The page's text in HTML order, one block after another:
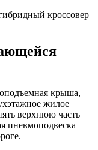
крыша,
жилое
верхнюю часть
пневмоподвеска